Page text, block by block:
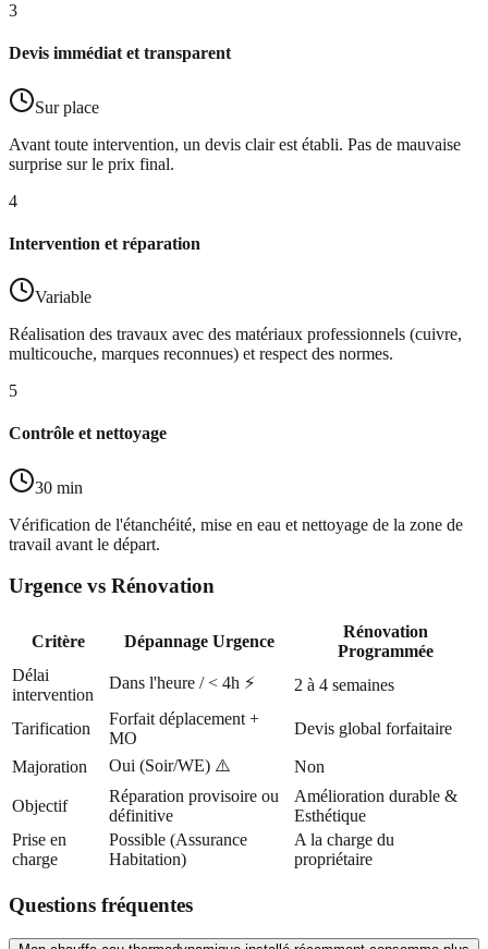
3
Devis immédiat et transparent
Sur place
Avant toute intervention, un devis clair est établi. Pas de mauvaise
surprise sur le prix final.
4
Intervention et réparation
Variable
Réalisation des travaux avec des matériaux professionnels (cuivre,
multicouche, marques reconnues) et respect des normes.
5
Contrôle et nettoyage
30 min
Vérification de l'étanchéité, mise en eau et nettoyage de la zone de
travail avant le départ.
Urgence vs Rénovation
Critère Dépannage Urgence
Rénovation
Programmée
Délai
intervention
Dans l'heure / < 4h ⚡ 2 à 4 semaines
Tarification
Forfait déplacement +
MO
Devis global forfaitaire
Majoration Oui (Soir/WE) ⚠️ Non
Objectif
Réparation provisoire ou
définitive
Amélioration durable &
Esthétique
Prise en
charge
Possible (Assurance
Habitation)
A la charge du
propriétaire
Questions fréquentes